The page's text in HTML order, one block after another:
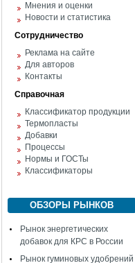
Мнения и оценки
Новости и статистика
Сотрудничество
Реклама на сайте
Для авторов
Контакты
Справочная
Классификатор продукции
Термопласты
Добавки
Процессы
Нормы и ГОСТы
Классификаторы
ОБЗОРЫ РЫНКОВ
Рынок энергетических
добавок для КРС в России
Рынок гуминовых удобрений